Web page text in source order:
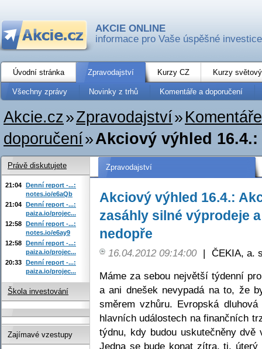
AKCIE ONLINE
informace pro Vaše úspěšné investice
Úvodní stránka Zpravodajství Kurzy CZ Kurzy
Všechny zprávy Novinky z trhů Komentáře a doporučení
Akcie.cz»Zpravodajství»
doporučení»Akciový výhled
Zpravodajství
Akciový výhled 16.4.:
zasáhly silné výprodeje
nedopře
16.04.2012 09:14:00 | ČEKIA, a.
Máme za sebou největší týdenní
a ani dnešek nevypadá na to, že
směrem vzhůru. Evropská
hlavních událostech na finančních
týdnu, kdy budou uskutečněny dvě
Jedna se bude konat zítra, tj.
Právě diskutujete
21:04 Denní report -...:
notes.io/e6aQb
21:04 Denní report -...:
paiza.io/projec...
12:58 Denní report -...:
notes.io/e6ay9
12:58 Denní report -...:
paiza.io/projec...
20:33 Denní report -...:
paiza.io/projec...
Škola investování
Zajímavé vzestupy